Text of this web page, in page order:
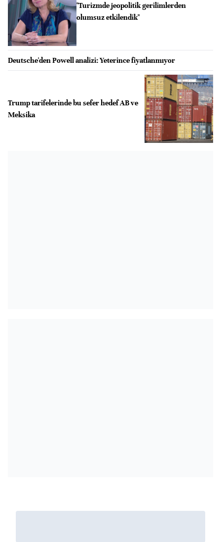
"Turizmde jeopolitik gerilimlerden
olumsuz etkilendik"
Deutsche'den Powell analizi: Yeterince fiyatlanmıyor
Trump tarifelerinde bu sefer hedef AB ve
Meksika